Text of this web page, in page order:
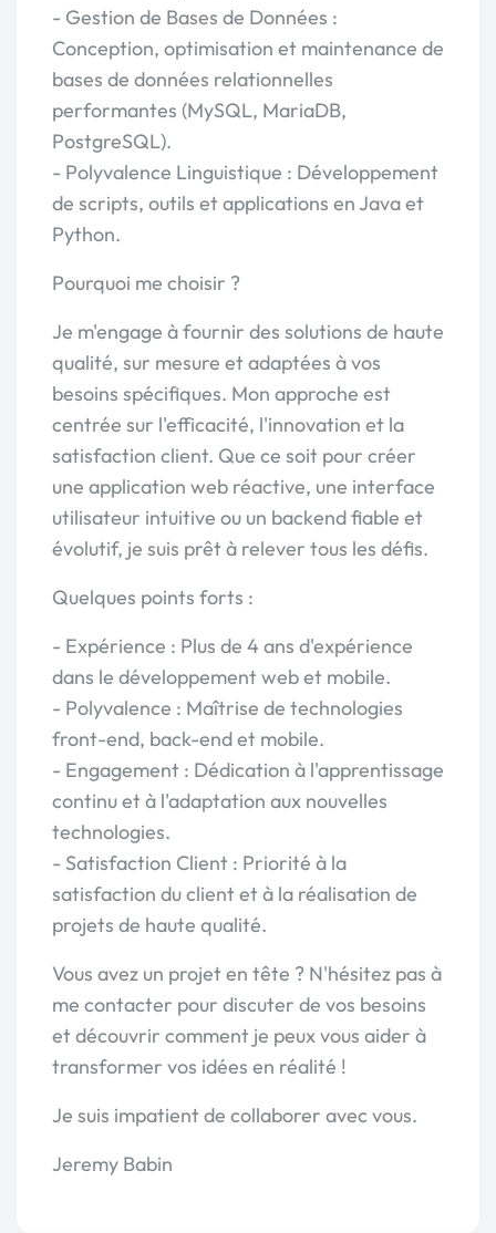
- Gestion de Bases de Données :
Conception, optimisation et maintenance de
bases de données relationnelles
performantes (MySQL, MariaDB,
PostgreSQL).
- Polyvalence Linguistique : Développement
de scripts, outils et applications en Java et
Python.
Pourquoi me choisir ?
Je m'engage à fournir des solutions de haute
qualité, sur mesure et adaptées à vos
besoins spécifiques. Mon approche est
centrée sur l'efficacité, l'innovation et la
satisfaction client. Que ce soit pour créer
une application web réactive, une interface
utilisateur intuitive ou un backend fiable et
évolutif, je suis prêt à relever tous les défis.
Quelques points forts :
- Expérience : Plus de 4 ans d'expérience
dans le développement web et mobile.
- Polyvalence : Maîtrise de technologies
front-end, back-end et mobile.
- Engagement : Dédication à l'apprentissage
continu et à l'adaptation aux nouvelles
technologies.
- Satisfaction Client : Priorité à la
satisfaction du client et à la réalisation de
projets de haute qualité.
Vous avez un projet en tête ? N'hésitez pas à
me contacter pour discuter de vos besoins
et découvrir comment je peux vous aider à
transformer vos idées en réalité !
Je suis impatient de collaborer avec vous.
Jeremy Babin